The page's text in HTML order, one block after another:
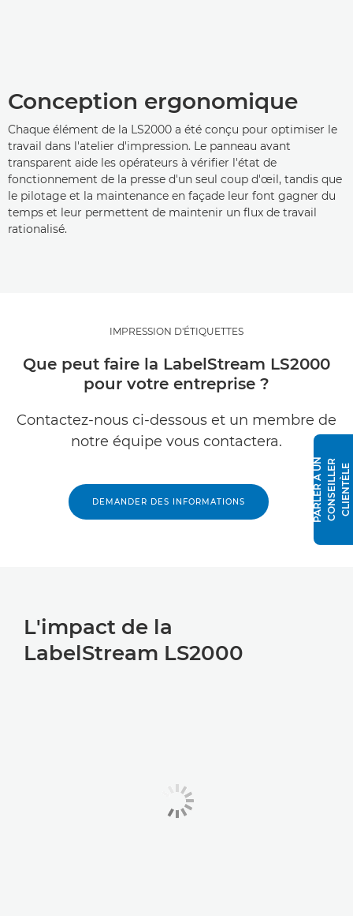
Conception ergonomique
Chaque élément de la LS2000 a été conçu pour optimiser le
travail dans l'atelier d'impression. Le panneau avant
transparent aide les opérateurs à vérifier l'état de
fonctionnement de la presse d'un seul coup d'œil, tandis que
le pilotage et la maintenance en façade leur font gagner du
temps et leur permettent de maintenir un flux de travail
rationalisé.
IMPRESSION D'ÉTIQUETTES
Que peut faire la LabelStream LS2000
pour votre entreprise ?
Contactez-nous ci-dessous et un membre de
notre équipe vous contactera.
DEMANDER DES INFORMATIONS
L'impact de la
LabelStream LS2000
P
A
R
L
E
R
À U
N
C
O
N
S
E
I
L
L
E
R
C
L
I
E
N
T
È
L E